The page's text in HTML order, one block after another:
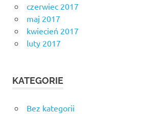
czerwiec 2017
maj 2017
kwiecień 2017
luty 2017
KATEGORIE
Bez kategorii